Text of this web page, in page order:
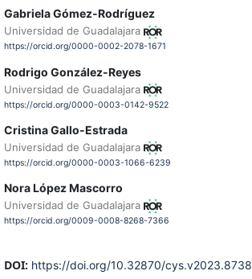
Gabriela Gómez-Rodríguez
Universidad de Guadalajara
https://orcid.org/0000-0002-2078-1671
Rodrigo González-Reyes
Universidad de Guadalajara
https://orcid.org/0000-0003-0142-9522
Cristina Gallo-Estrada
Universidad de Guadalajara
https://orcid.org/0000-0003-1066-6239
Nora López Mascorro
Universidad de Guadalajara
https://orcid.org/0009-0008-8268-7366
DOI: https://doi.org/10.32870/cys.v2023.8738